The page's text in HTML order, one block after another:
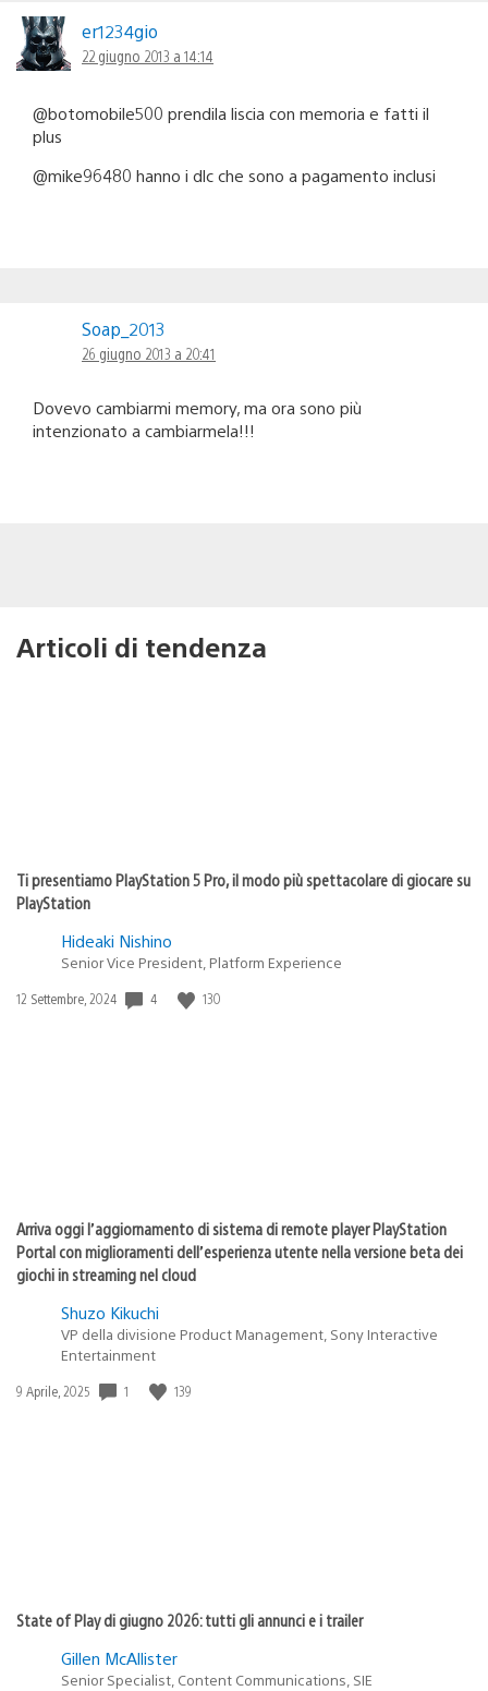
er1234gio
22 giugno 2013 a 14:14
@botomobile500 prendila liscia con memoria e fatti il
plus
@mike96480 hanno i dlc che sono a pagamento inclusi
Soap_2013
26 giugno 2013 a 20:41
Dovevo cambiarmi memory, ma ora sono più
intenzionato a cambiarmela!!!
Articoli di tendenza
Ti presentiamo PlayStation 5 Pro, il modo più spettacolare di giocare su
PlayStation
Hideaki Nishino
Senior Vice President, Platform Experience
Data
12 Settembre, 2024 4 130
Arriva oggi l’aggiornamento di sistema di remote player PlayStation
Portal con miglioramenti dell’esperienza utente nella versione beta dei
giochi in streaming nel cloud
Shuzo Kikuchi
VP della divisione Product Management, Sony Interactive
Entertainment
Data
9 Aprile, 2025 1 139
State of Play di giugno 2026: tutti gli annunci e i trailer
Gillen McAllister
Senior Specialist, Content Communications, SIE